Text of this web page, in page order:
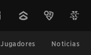
Jugadores Noticias